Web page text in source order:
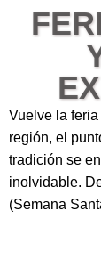
Vuelve la
región, el
tradición se
inolvidable.
(Semana